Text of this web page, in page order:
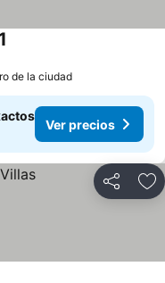
de la ciudad
Ver precios
Compartir